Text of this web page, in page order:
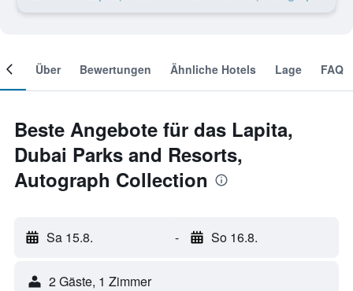
Über Bewertungen Ähnliche Hotels Lage FAQ
Beste Angebote für das Lapita,
Dubai Parks and Resorts,
Autograph Collection
Sa 15.8. - So 16.8.
2 Gäste, 1 Zimmer